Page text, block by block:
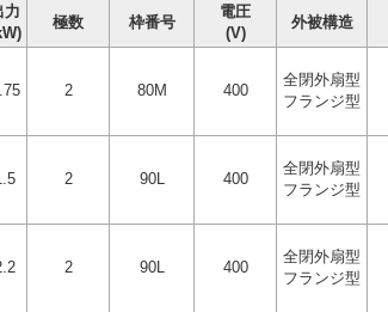
力
極数 枠番号
電圧
(V)
外被構造
2 80M 400
全閉外扇型
フランジ型
2 90L 400
全閉外扇型
フランジ型
2 90L 400
全閉外扇型
フランジ型